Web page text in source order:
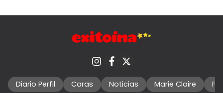
Diario Perfil Caras Noticias Marie Claire